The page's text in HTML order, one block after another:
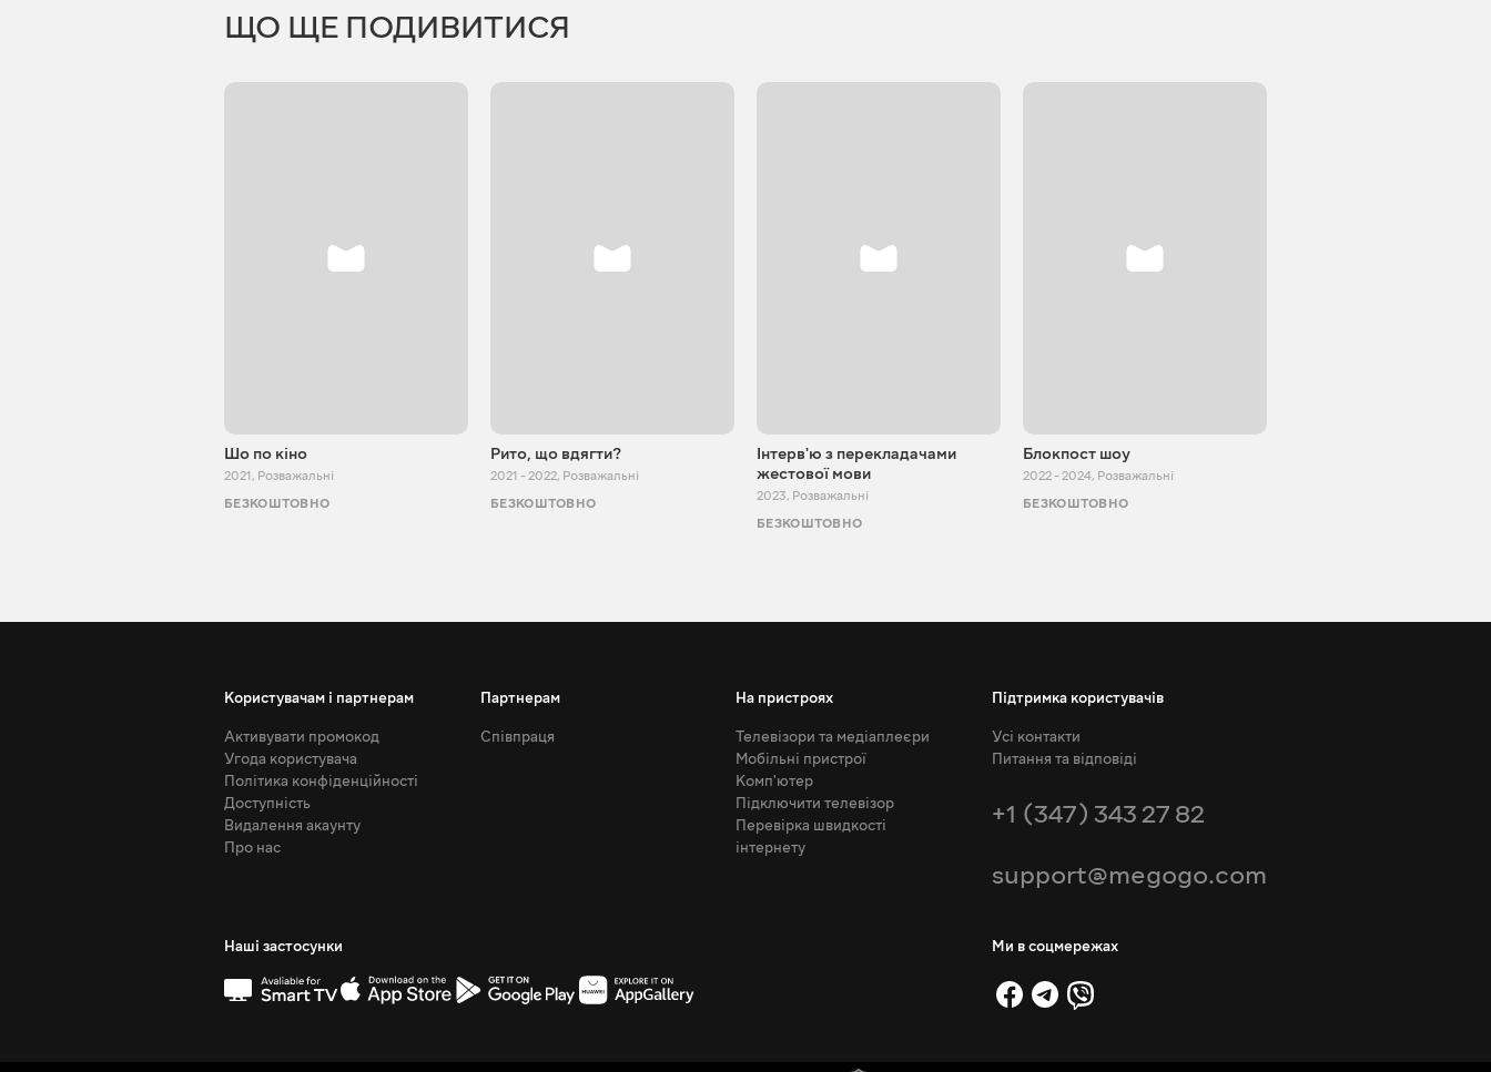
ЩО ЩЕ ПОДИВИТИСЯ
Шо по кіно
2021, Розважальні
БЕЗКОШТОВНО
Рито, що вдягти?
2021 - 2022, Розважальні
БЕЗКОШТОВНО
Інтерв'ю з перекладачами
жестової мови
2023, Розважальні
БЕЗКОШТОВНО
Блокпост шоу
2022 - 2024, Розважальні
БЕЗКОШТОВНО
Користувачам і партнерам
Активувати промокод
Угода користувача
Політика конфіденційності
Доступність
Видалення акаунту
Про нас
Партнерам
Співпраця
На пристроях
Телевізори та медіаплеєри
Мобільні пристрої
Комп'ютер
Підключити телевізор
Перевірка швидкості
інтернету
Підтримка користувачів
Усі контакти
Питання та відповіді
+1 (347) 343 27 82
support@megogo.com
Наші застосунки Ми в соцмережах